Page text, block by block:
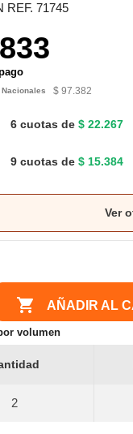
REF. 71745
Nacionales $ 97.382
6 cuotas de $ 22.267
9 cuotas de $ 15.384
Ver
 AÑADIR AL
volumen
2